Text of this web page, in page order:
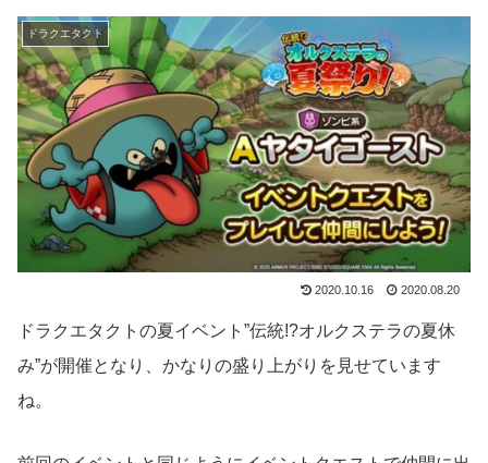
ドラクエタクト
2020.10.16 2020.08.20
ドラクエタクトの夏イベント”伝統!?オルクステラの夏休
み”が開催となり、かなりの盛り上がりを見せています
ね。